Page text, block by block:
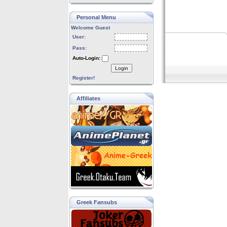
Personal Menu
Welcome Guest
User:
Pass:
Auto-Login:
Login
Register!
Affiliates
Greek Fansubs